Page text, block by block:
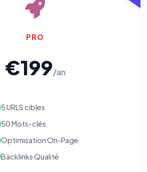
PRO
€199/an
5 URLS cibles
50 Mots-clés
Optimisation On-Page
Backlinks Qualité